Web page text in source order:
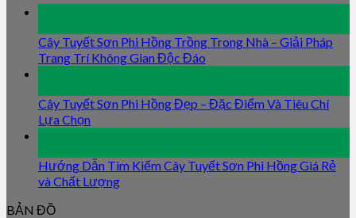
Cây Tuyết Sơn Phi Hồng Trồng Trong Nhà – Giải Pháp
Trang Trí Không Gian Độc Đáo
Cây Tuyết Sơn Phi Hồng Đẹp – Đặc Điểm Và Tiêu Chí
Lựa Chọn
Hướng Dẫn Tìm Kiếm Cây Tuyết Sơn Phi Hồng Giá Rẻ
và Chất Lượng
BẢN ĐỒ